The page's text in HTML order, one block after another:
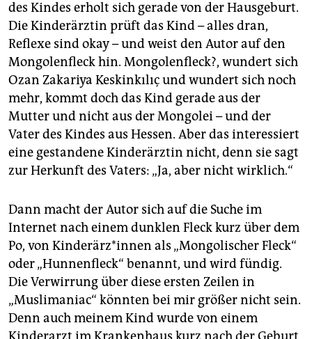
abo
genossenschaft
epaper login
des Kindes erholt sich gerade von der Hausgeburt.
Die Kinderärztin prüft das Kind – alles dran,
Reflexe sind okay – und weist den Autor auf den
Mongolenfleck hin. Mongolenfleck?, wundert sich
Ozan Zakariya Keskinkılıç und wundert sich noch
mehr, kommt doch das Kind gerade aus der
Mutter und nicht aus der Mongolei – und der
Vater des Kindes aus Hessen. Aber das interessiert
eine gestandene Kinderärztin nicht, denn sie sagt
zur Herkunft des Vaters: „Ja, aber nicht wirklich.“
Dann macht der Autor sich auf die Suche im
Internet nach einem dunklen Fleck kurz über dem
Po, von Kin­der­är­z*in­nen als „Mongolischer Fleck“
oder „Hunnenfleck“ benannt, und wird fündig.
Die Verwirrung über diese ersten Zeilen in
„Muslimaniac“ könnten bei mir größer nicht sein.
Denn auch meinem Kind wurde von einem